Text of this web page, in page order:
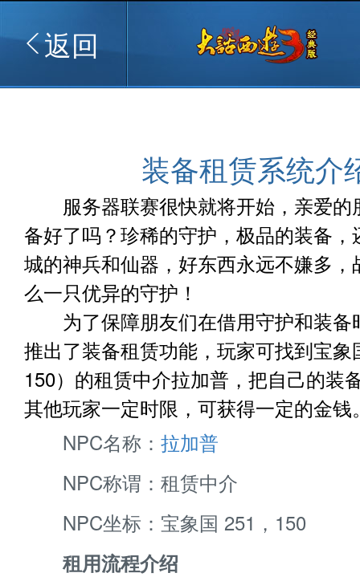
返回
装备租赁系统介
服务器联赛很快就将开始，亲爱的
备好了吗？珍稀的守护，极品的装备
城的神兵和仙器，好东西永远不嫌多
么一只优异的守护！
为了保障朋友们在借用守护和装备
推出了装备租赁功能，玩家可找到宝象
150）的租赁中介拉加普，把自己的装
其他玩家一定时限，可获得一定的金钱
NPC名称： 拉加普
NPC称谓：租赁中介
NPC坐标：宝象国 251，150
租用流程介绍